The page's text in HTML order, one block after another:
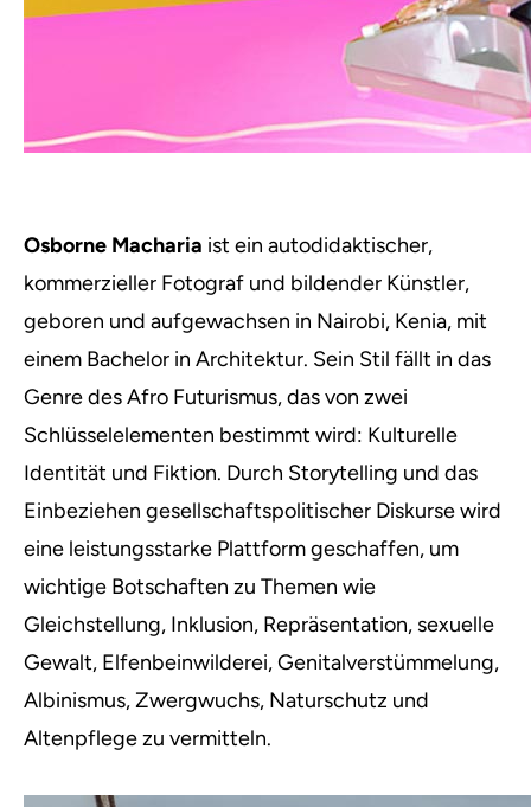
Osborne Macharia ist ein autodidaktischer,
kommerzieller Fotograf und bildender Künstler,
geboren und aufgewachsen in Nairobi, Kenia, mit
einem Bachelor in Architektur. Sein Stil fällt in das
Genre des Afro Futurismus, das von zwei
Schlüsselelementen bestimmt wird: Kulturelle
Identität und Fiktion. Durch Storytelling und das
Einbeziehen gesellschaftspolitischer Diskurse wird
eine leistungsstarke Plattform geschaffen, um
wichtige Botschaften zu Themen wie
Gleichstellung, Inklusion, Repräsentation, sexuelle
Gewalt, Elfenbeinwilderei, Genitalverstümmelung,
Albinismus, Zwergwuchs, Naturschutz und
Altenpflege zu vermitteln.